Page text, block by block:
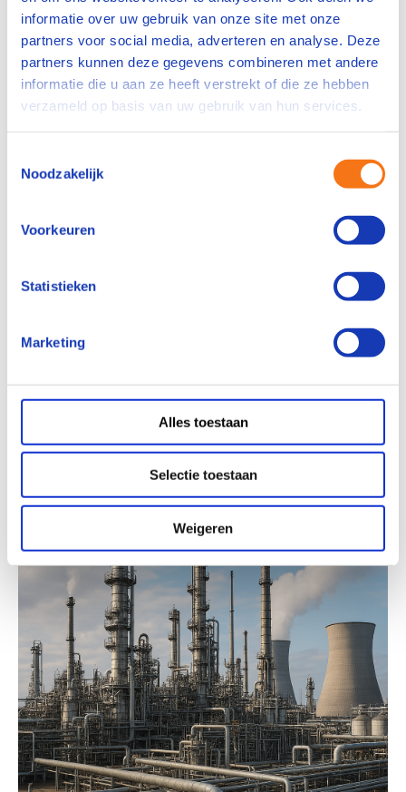
informatie over uw gebruik van onze site met onze
partners voor social media, adverteren en analyse. Deze
partners kunnen deze gegevens combineren met andere
informatie die u aan ze heeft verstrekt of die ze hebben
verzameld op basis van uw gebruik van hun services.
Noodzakelijk
Voorkeuren
Statistieken
Marketing
Alles toestaan
Selectie toestaan
Weigeren
Welke kennis is écht